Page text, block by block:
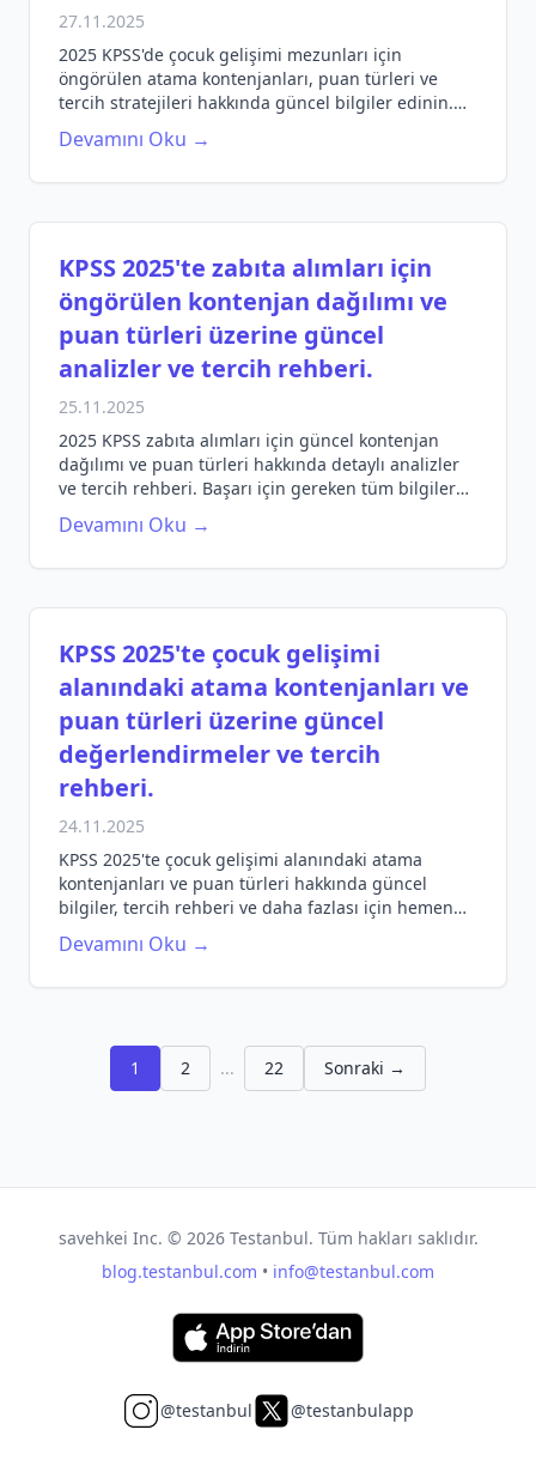
27.11.2025
2025 KPSS'de çocuk gelişimi mezunları için
öngörülen atama kontenjanları, puan türleri ve
tercih stratejileri hakkında güncel bilgiler edinin.
Sınav hazırlık sürecinizi en iyi şekilde yönlendirin.
Devamını Oku →
KPSS 2025'te zabıta alımları için
öngörülen kontenjan dağılımı ve
puan türleri üzerine güncel
analizler ve tercih rehberi.
25.11.2025
2025 KPSS zabıta alımları için güncel kontenjan
dağılımı ve puan türleri hakkında detaylı analizler
ve tercih rehberi. Başarı için gereken tüm bilgiler
burada!
Devamını Oku →
KPSS 2025'te çocuk gelişimi
alanındaki atama kontenjanları ve
puan türleri üzerine güncel
değerlendirmeler ve tercih
rehberi.
24.11.2025
KPSS 2025'te çocuk gelişimi alanındaki atama
kontenjanları ve puan türleri hakkında güncel
bilgiler, tercih rehberi ve daha fazlası için hemen
okuyun!
Devamını Oku →
1 2 ... 22 Sonraki →
savehkei Inc. © 2026Testanbul. Tüm hakları saklıdır.
blog.testanbul.com • info@testanbul.com
@testanbul @testanbulapp